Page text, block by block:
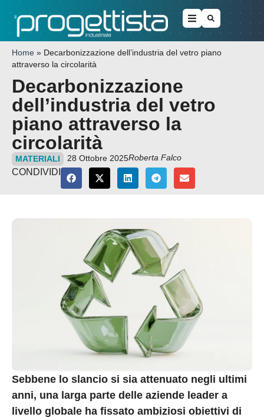
Home » Decarbonizzazione dell’industria del vetro piano
attraverso la circolarità
Decarbonizzazione
dell’industria del vetro
piano attraverso la
circolarità
MATERIALI 28 Ottobre 2025Roberta Falco
CONDIVIDI
Sebbene lo slancio si sia attenuato negli ultimi
anni, una larga parte delle aziende leader a
livello globale ha fissato ambiziosi obiettivi di